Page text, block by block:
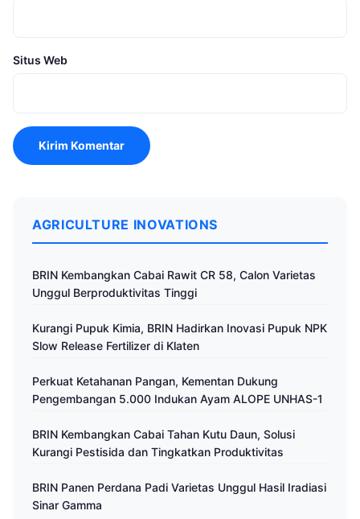
Situs Web
AGRICULTURE INOVATIONS
BRIN Kembangkan Cabai Rawit CR 58, Calon Varietas
Unggul Berproduktivitas Tinggi
Kurangi Pupuk Kimia, BRIN Hadirkan Inovasi Pupuk NPK
Slow Release Fertilizer di Klaten
Perkuat Ketahanan Pangan, Kementan Dukung
Pengembangan 5.000 Indukan Ayam ALOPE UNHAS-1
BRIN Kembangkan Cabai Tahan Kutu Daun, Solusi
Kurangi Pestisida dan Tingkatkan Produktivitas
BRIN Panen Perdana Padi Varietas Unggul Hasil Iradiasi
Sinar Gamma